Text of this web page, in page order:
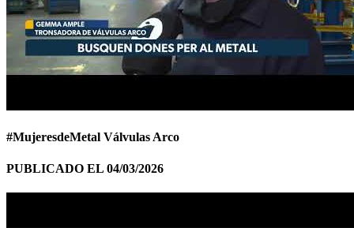
#MujeresdeMetal Válvulas Arco
PUBLICADO EL 04/03/2026